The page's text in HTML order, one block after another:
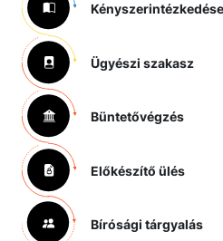
Ügyészi szakasz
Büntetővégzés
Előkészítő ülés
Bírósági tárgyalás